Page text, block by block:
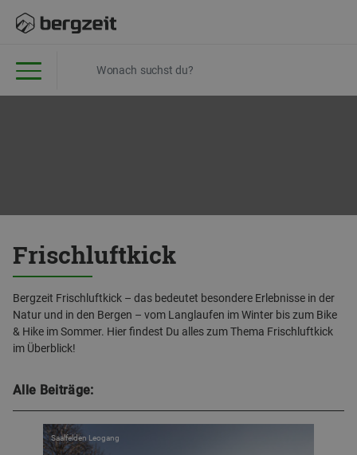
Frischluftkick
Bergzeit Frischluftkick – das bedeutet besondere Erlebnisse in der
Natur und in den Bergen – vom Langlaufen im Winter bis zum Bike
& Hike im Sommer. Hier findest Du alles zum Thema Frischluftkick
im Überblick!
Alle Beiträge:
Saalfelden Leogang